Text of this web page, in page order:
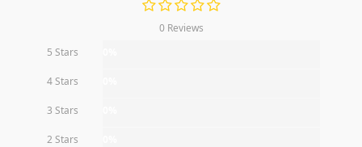
0 Reviews
5 Stars
4 Stars
3 Stars
2 Stars